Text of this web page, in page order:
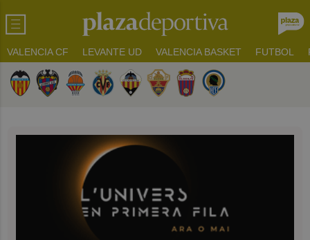
VALENCIA CF LEVANTE UD VALENCIA BASKET FUTBOL